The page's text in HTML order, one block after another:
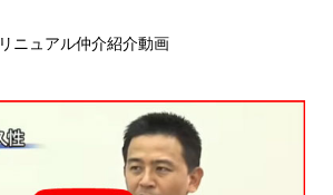
リニュアル仲介紹介動画